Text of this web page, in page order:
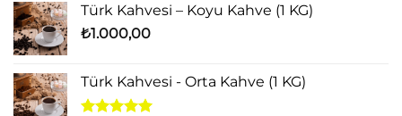
-
Türk Kahvesi – Koyu Kahve (1 KG)
₺1.000,00
Türk Kahvesi - Orta Kahve (1 KG)